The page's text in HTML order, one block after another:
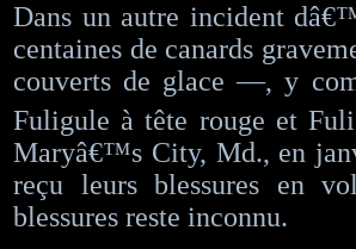
Dans un autre incident
centaines de canards
couverts de glace —, y
Fuligule à tête rouge et
Maryâ€™s City, Md., en
reçu leurs blessures en
blessures reste inconnu.